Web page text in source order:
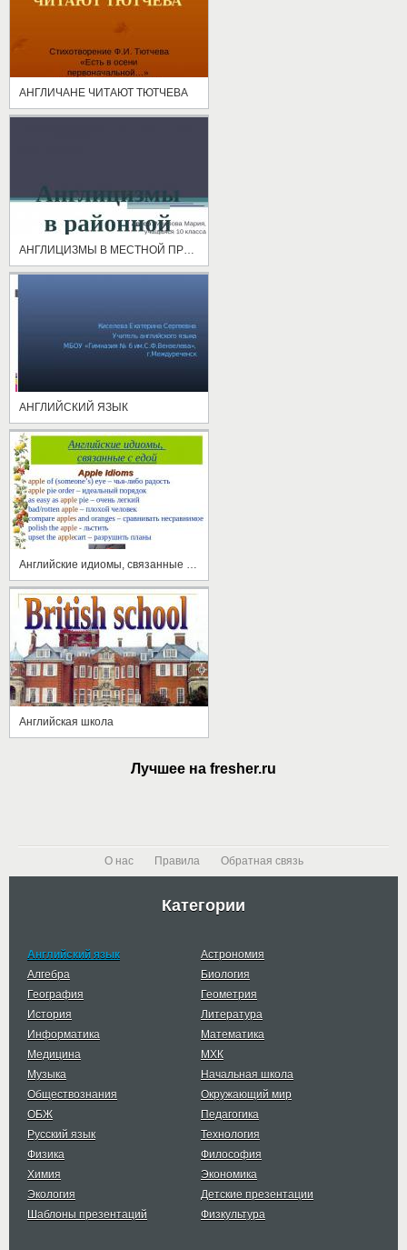
АНГЛИЧАНЕ ЧИТАЮТ ТЮТЧЕВА
АНГЛИЙСКИЙ ЯЗЫК
Английская школа
Лучшее на fresher.ru
О нас Правила Обратная связь
Категории
Английский язык
Астрономия
Алгебра
Биология
География
Геометрия
История
Литература
Информатика
Математика
Медицина
МХК
Музыка
Начальная школа
Обществознания
Окружающий мир
ОБЖ
Педагогика
Русский язык
Технология
Физика
Философия
Химия
Экономика
Экология
Детские презентации
Шаблоны презентаций
Физкультура